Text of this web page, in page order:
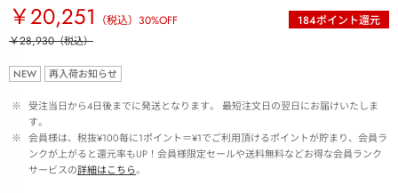
￥20,251
（税込） 30%OFF 184ポイント還元
￥28,930（税込）
NEW 再入荷お知らせ
※ 受注当日から4日後までに発送となります。 最短注文日の翌日にお届けいたしま
す。
※ 会員様は、税抜¥100毎に1ポイント＝¥1でご利用頂けるポイントが貯まり、会員ラ
ンクが上がると還元率もUP！会員様限定セールや送料無料などお得な会員ランク
サービスの詳細はこちら。